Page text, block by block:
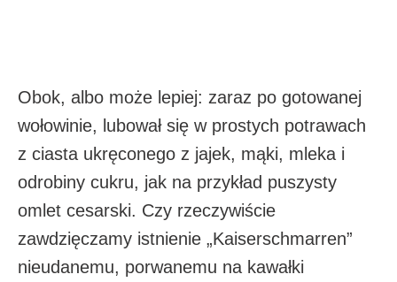
Obok, albo może lepiej: zaraz po gotowanej
wołowinie, lubował się w prostych potrawach
z ciasta ukręconego z jajek, mąki, mleka i
odrobiny cukru, jak na przykład puszysty
omlet cesarski. Czy rzeczywiście
zawdzięczamy istnienie „Kaiserschmarren”
nieudanemu, porwanemu na kawałki